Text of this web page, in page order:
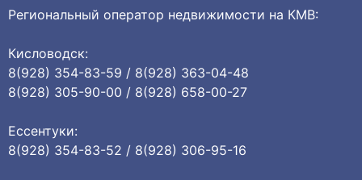
Региональный оператор недвижимости на КМВ:
Кисловодск:
8(928) 354-83-59 / 8(928) 363-04-48
8(928) 305-90-00 / 8(928) 658-00-27
Ессентуки:
8(928) 354-83-52 / 8(928) 306-95-16